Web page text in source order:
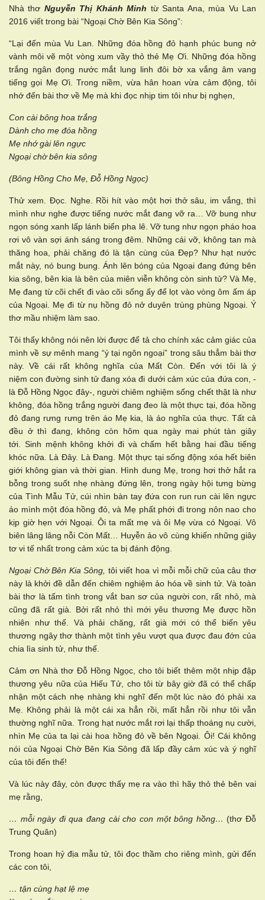
Nhà thơ Nguyễn Thị Khánh Minh từ Santa Ana, mùa Vu Lan
2016 viết trong bài “Ngoại Chờ Bên Kia Sông”:
“Lại đến mùa Vu Lan. Những đóa hồng đỏ hạnh phúc bung nở
vành môi vẽ một vòng xum vầy thỏ thẻ Mẹ Ơi. Những đóa hồng
trắng ngân đọng nước mắt lung linh đôi bờ xa vắng âm vang
tiếng gọi Mẹ Ơi. Trong niềm, vừa hân hoan vừa cảm động, tôi
nhớ đến bài thơ về Mẹ mà khi đọc nhịp tim tôi như bị nghẹn,
Con cài bông hoa trắng
Dành cho mẹ đóa hồng
Mẹ nhớ gài lên ngực
Ngoại chờ bên kia sông
(Bông Hồng Cho Mẹ, Đỗ Hồng Ngọc)
Thử xem. Đọc. Nghe. Rồi hít vào một hơi thở sâu, im vắng, thì
mình như nghe được tiếng nước mắt đang vỡ ra… Vỡ bung như
ngọn sóng xanh lấp lánh biển pha lê. Vỡ tung như ngọn pháo hoa
rơi vô vàn sợi ánh sáng trong đêm. Những cái vỡ, không tan mà
thăng hoa, phải chăng đó là tận cùng của Đẹp? Như hạt nước
mắt này, nó bung bung. Ánh lên bóng của Ngoại đang đứng bên
kia sông, bên kia là bên của miên viễn không còn sinh tử? Và Mẹ,
Mẹ đang từ cõi chết đi vào cõi sống ấy để lọt vào vòng ôm ấm áp
của Ngoại. Mẹ đi từ nụ hồng đỏ nở duyên trùng phùng Ngoại. Ý
thơ mầu nhiệm làm sao.
Tôi thấy không nói nên lời được để tả cho chính xác cảm giác của
mình về sự mênh mang “ý tại ngôn ngoại” trong sâu thẳm bài thơ
này. Về cái rất không nghĩa của Mất Còn. Đến với tôi là ý
niệm con đường sinh tử đang xóa đi dưới cảm xúc của đứa con, -
là Đỗ Hồng Ngọc đây-, người chiêm nghiệm sống chết thật là như
không, đóa hồng trắng người đang đeo là một thực tại, đóa hồng
đỏ đang rưng rưng trên áo Mẹ kia, là áo nghĩa của thực. Tất cả
đều ở thì đang, không còn hôm qua ngày mai phút tàn giây
tới. Sinh mệnh không khởi đi và chấm hết bằng hai đầu tiếng
khóc nữa. Là Đây. Là Đang. Một thực tại sống động xóa hết biên
giới không gian và thời gian. Hình dung Mẹ, trong hơi thở hắt ra
bỗng trong suốt nhẹ nhàng đứng lên, trong ngày hội tưng bừng
của Tình Mẫu Tử, cúi nhìn bàn tay đứa con run run cài lên ngực
áo mình một đóa hồng đỏ, và Mẹ phất phới đi trong nôn nao cho
kịp giờ hẹn với Ngoại. Ôi ta mất mẹ và ôi Mẹ vừa có Ngoại. Vô
biên lâng lâng nỗi Còn Mất… Huyễn ảo vô cùng khiến những giây
tơ vi tế nhất trong cảm xúc ta bị đánh động.
Ngoại Chờ Bên Kia Sông, tôi viết hoa vì mỗi mỗi chữ của câu thơ
này là khởi đề dẫn đến chiêm nghiệm ảo hóa về sinh tử. Và toàn
bài thơ là tấm tình trong vắt ban sơ của người con, rất nhỏ, mà
cũng đã rất già. Bởi rất nhỏ thì mới yêu thương Mẹ được hồn
nhiên như thế. Và phải chăng, rất già mới có thể biến yêu
thương ngây thơ thành một tình yêu vượt qua được đau đớn của
chia lìa sinh tử, như thế.
Cảm ơn Nhà thơ Đỗ Hồng Ngọc, cho tôi biết thêm một nhịp đập
thương yêu nữa của Hiếu Tử, cho tôi từ bây giờ đã có thể chấp
nhận một cách nhẹ nhàng khi nghĩ đến một lúc nào đó phải xa
Mẹ. Không phải là một cái xa hẳn rồi, mất hẳn rồi như tôi vẫn
thường nghĩ nữa. Trong hạt nước mắt rơi lại thấp thoáng nụ cười,
nhìn Mẹ của ta lại cài hoa hồng đỏ về bên Ngoại. Ôi! Cái không
nói của Ngoại Chờ Bên Kia Sông đã lấp đầy cảm xúc và ý nghĩ
của tôi đến thế!
Và lúc này đây, còn được thấy mẹ ra vào thì hãy thỏ thẻ bên vai
mẹ rằng,
… mỗi ngày đi qua đang cài cho con một bông hồng… (thơ Đỗ
Trung Quân)
Trong hoan hỷ địa mẫu tử, tôi đọc thầm cho riêng mình, gửi đến
các con tôi,
… tận cùng hạt lệ mẹ